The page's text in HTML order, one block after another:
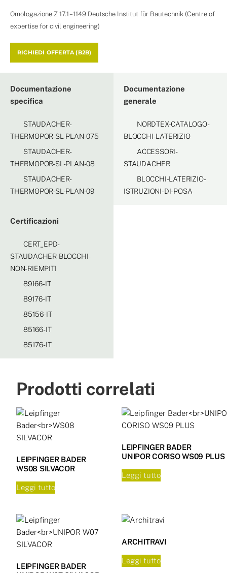
Omologazione Z 17.1 – 1149 Deutsche Institut für Bautechnik (Centre of
expertise for civil engineering)
RICHIEDI OFFERTA (B2B)
Documentazione
specifica
STAUDACHER-
THERMOPOR-SL-PLAN-075
STAUDACHER-
THERMOPOR-SL-PLAN-08
STAUDACHER-
THERMOPOR-SL-PLAN-09
Documentazione
generale
NORDTEX-CATALOGO-
BLOCCHI-LATERIZIO
ACCESSORI-
STAUDACHER
BLOCCHI-LATERIZIO-
ISTRUZIONI-DI-POSA
Certificazioni
CERT_EPD-
STAUDACHER-BLOCCHI-
NON-RIEMPITI
89166-IT
89176-IT
85156-IT
85166-IT
85176-IT
Prodotti correlati
LEIPFINGER BADER
WS08 SILVACOR
Leggi tutto
LEIPFINGER BADER
UNIPOR CORISO WS09 PLUS
Leggi tutto
LEIPFINGER BADER
ARCHITRAVI
Leggi tutto